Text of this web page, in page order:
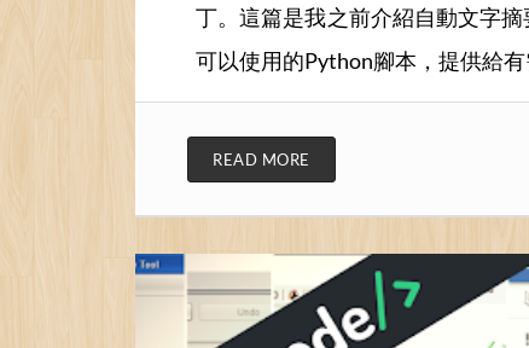
丁。這篇是我之前介紹自動文字
可以使用的Python腳本，提供給有
READ MORE